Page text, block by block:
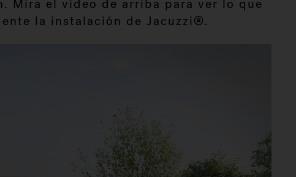
Mira el video de arriba para ver lo que
la instalación de Jacuzzi®.